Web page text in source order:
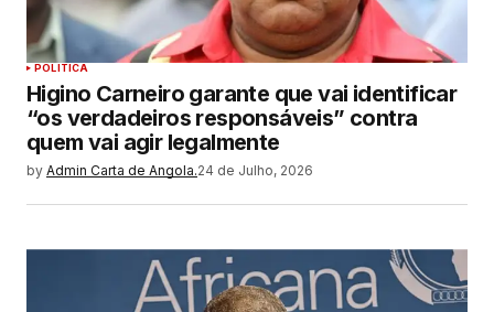
POLITICA
Higino Carneiro garante que vai identificar
“os verdadeiros responsáveis” contra
quem vai agir legalmente
by Admin Carta de Angola.24 de Julho, 2026